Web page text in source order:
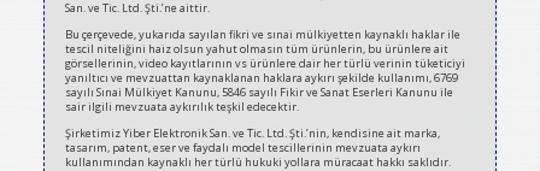
San. ve Tic. Ltd. Şti.’ne aittir.
Bu çerçevede, yukarıda sayılan fikri ve sınai mülkiyetten kaynaklı haklar ile
tescil niteliğini haiz olsun yahut olmasın tüm ürünlerin, bu ürünlere ait
görsellerinin, video kayıtlarının vs ürünlere dair her türlü verinin tüketiciyi
yanıltıcı ve mevzuattan kaynaklanan haklara aykırı şekilde kullanımı, 6769
sayılı Sınai Mülkiyet Kanunu, 5846 sayılı Fikir ve Sanat Eserleri Kanunu ile
sair ilgili mevzuata aykırılık teşkil edecektir.
Şirketimiz Yiber Elektronik San. ve Tic. Ltd. Şti.’nin, kendisine ait marka,
tasarım, patent, eser ve faydalı model tescillerinin mevzuata aykırı
kullanımından kaynaklı her türlü hukuki yollara müracaat hakkı saklıdır.